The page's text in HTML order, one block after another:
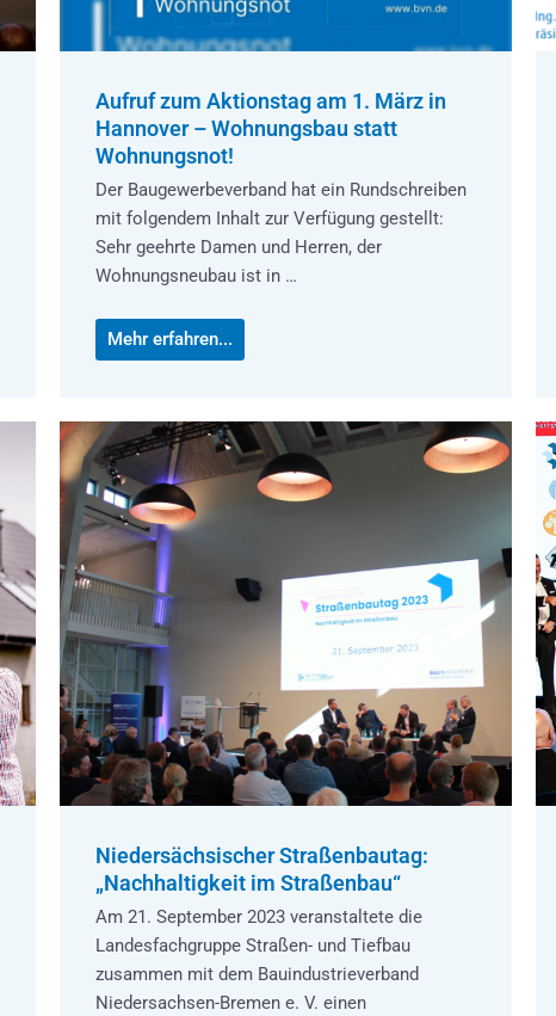
Aufruf zum Aktionstag am 1. März in
Hannover – Wohnungsbau statt
Wohnungsnot!
Der Baugewerbeverband hat ein Rundschreiben
mit folgendem Inhalt zur Verfügung gestellt:
Sehr geehrte Damen und Herren, der
Wohnungsneubau ist in …
Mehr erfahren...
Niedersächsischer Straßenbautag:
„Nachhaltigkeit im Straßenbau“
Am 21. September 2023 veranstaltete die
Landesfachgruppe Straßen- und Tiefbau
zusammen mit dem Bauindustrieverband
Niedersachsen-Bremen e. V. einen